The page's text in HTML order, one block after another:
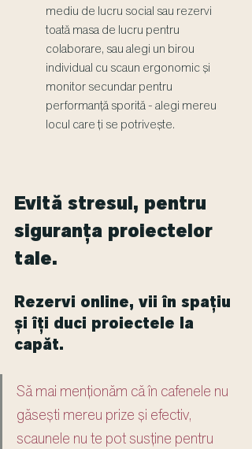
mediu de lucru social sau rezervi
toată masa de lucru pentru
colaborare, sau alegi un birou
individual cu scaun ergonomic și
monitor secundar pentru
performanță sporită - alegi mereu
locul care ți se potrivește.
Evită stresul, pentru
siguranța proiectelor
tale.
Rezervi online, vii în spațiu
și îți duci proiectele la
capăt.
Să mai menționăm că în cafenele nu
găsești mereu prize și efectiv,
scaunele nu te pot susține pentru